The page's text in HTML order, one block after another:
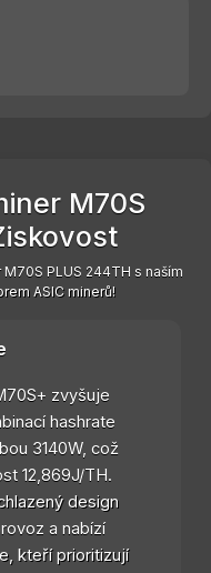
M70S
PLUS 244TH s naším
ASIC minerů!
zvyšuje
hashrate
3140W, což
12,869J/TH.
design
a nabízí
kteří prioritizují